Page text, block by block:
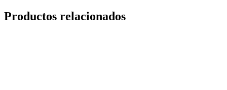
Productos relacionados